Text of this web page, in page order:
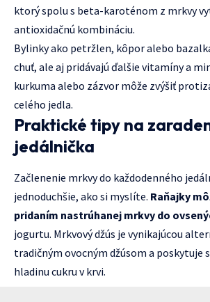
ktorý spolu s beta-karoténom z mrkvy
antioxidačnú kombináciu.
Bylinky ako petržlen, kôpor alebo
chuť, ale aj pridávajú ďalšie vitamíny a
kurkuma alebo zázvor môže zvýšiť
celého jedla.
Praktické tipy na
jedálnička
Začlenenie mrkvy do každodenného
jednoduchšie, ako si myslíte. Raňajky
pridaním nastrúhanej mrkvy do
jogurtu. Mrkvový džús je vynikajúcou
tradičným ovocným džúsom a poskytuje
hladinu cukru v krvi.